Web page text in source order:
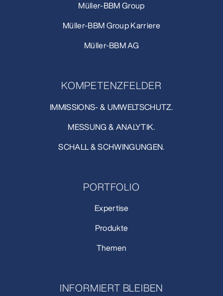
Müller-BBM Group
Müller-BBM Group Karriere
Müller-BBM AG
KOMPETENZFELDER
IMMISSIONS- & UMWELTSCHUTZ.
MESSUNG & ANALYTIK.
SCHALL & SCHWINGUNGEN.
PORTFOLIO
Expertise
Produkte
Themen
INFORMIERT BLEIBEN